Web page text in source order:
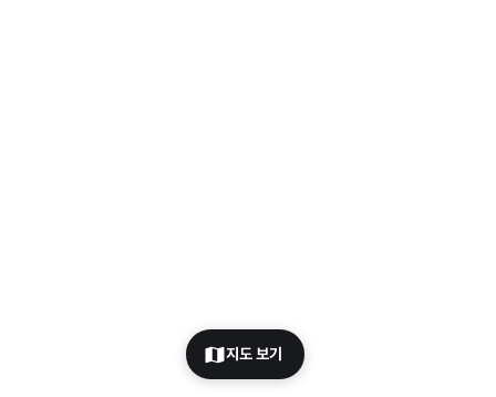
지도 보기